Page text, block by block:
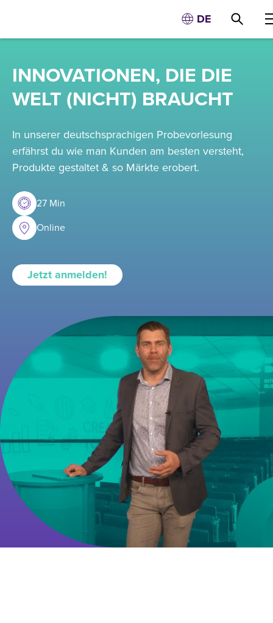
DE
INNOVATIONEN, DIE DIE
WELT (NICHT) BRAUCHT
In unserer deutschsprachigen Probevorlesung
erfährst du wie man Kunden am besten versteht,
Produkte gestaltet & so Märkte erobert.
27 Min
Online
Jetzt anmelden!